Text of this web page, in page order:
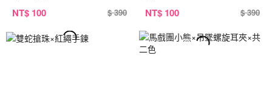
NT$ 100 $ 390 NT$ 100 $ 390